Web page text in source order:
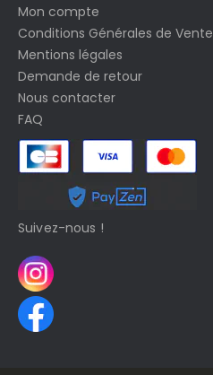
Mon compte
Conditions Générales de Vente
Mentions légales
Demande de retour
Nous contacter
FAQ
Suivez-nous !